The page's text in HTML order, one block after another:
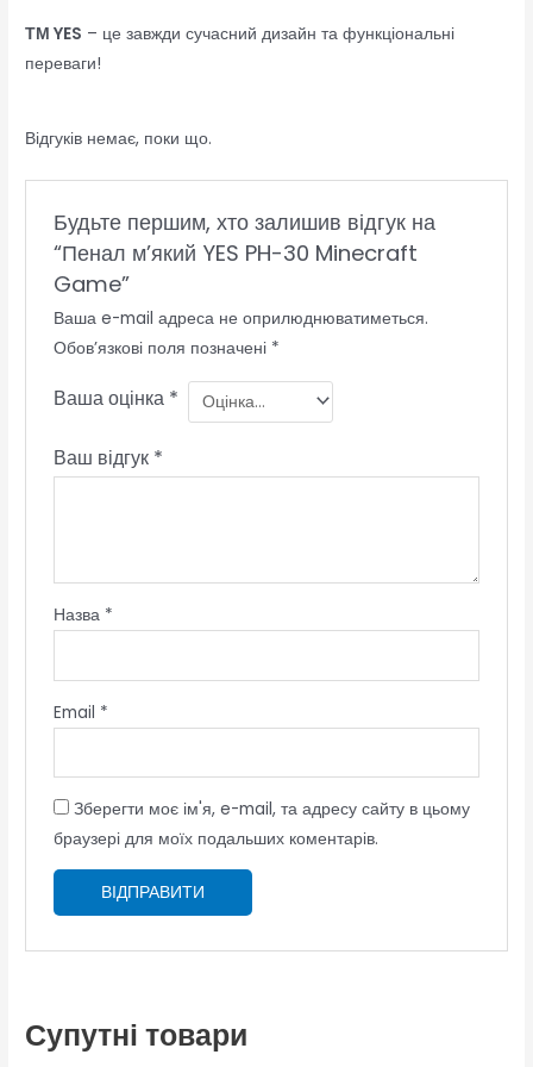
ТМ YES – це завжди сучасний дизайн та функціональні
переваги!
Відгуків немає, поки що.
Будьте першим, хто залишив відгук на
“Пенал м’який YES PH-30 Minecraft
Game”
Ваша e-mail адреса не оприлюднюватиметься.
Обов’язкові поля позначені *
Ваша оцінка *
Ваш відгук *
Назва *
Email *
Зберегти моє ім'я, e-mail, та адресу сайту в цьому
браузері для моїх подальших коментарів.
Супутні товари